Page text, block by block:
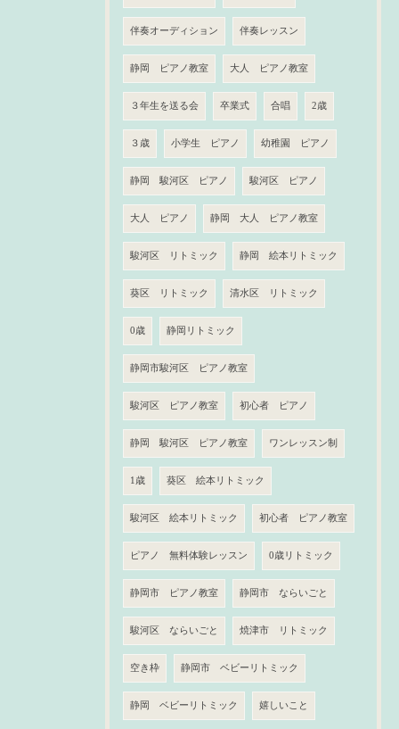
伴奏オーディション 伴奏レッスン
静岡 ピアノ教室 大人 ピアノ教室
３年生を送る会 卒業式 合唱 2歳
３歳 小学生 ピアノ 幼稚園 ピアノ
静岡 駿河区 ピアノ 駿河区 ピアノ
大人 ピアノ 静岡 大人 ピアノ教室
駿河区 リトミック 静岡 絵本リトミック
葵区 リトミック 清水区 リトミック
0歳 静岡リトミック
静岡市駿河区 ピアノ教室
駿河区 ピアノ教室 初心者 ピアノ
静岡 駿河区 ピアノ教室 ワンレッスン制
1歳 葵区 絵本リトミック
駿河区 絵本リトミック 初心者 ピアノ教室
ピアノ 無料体験レッスン 0歳リトミック
静岡市 ピアノ教室 静岡市 ならいごと
駿河区 ならいごと 焼津市 リトミック
空き枠 静岡市 ベビーリトミック
静岡 ベビーリトミック 嬉しいこと